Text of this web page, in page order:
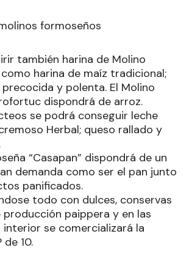
formoseños
también harina de Molino
harina de maíz tradicional;
y polenta. El Molino
dispondrá de arroz.
se podrá conseguir leche
Herbal; queso rallado y
“Casapan” dispondrá de un
demanda como ser el pan junto
panificados.
todo con dulces, conservas
producción paippera y en las
interior se comercializará la
10.